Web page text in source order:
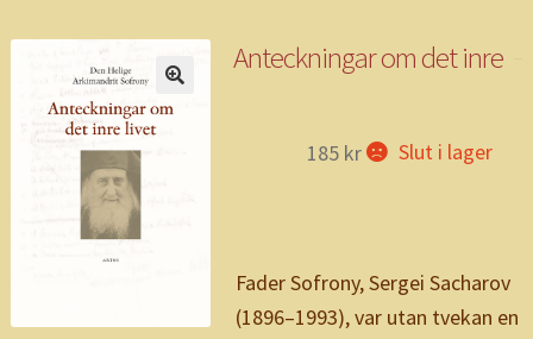
Övriga varorTill kassan VarukorgVarukorg 2 VillkorWebbutik
Anteckningar om det inre
185 kr Slut i lager
Fader Sofrony, Sergei Sacharov
(1896–1993), var utan tvekan en